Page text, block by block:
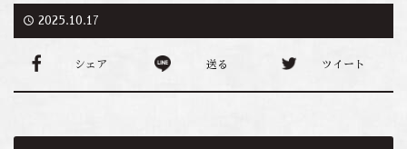
access_time 2025.10.17
シェア 送る ツイート